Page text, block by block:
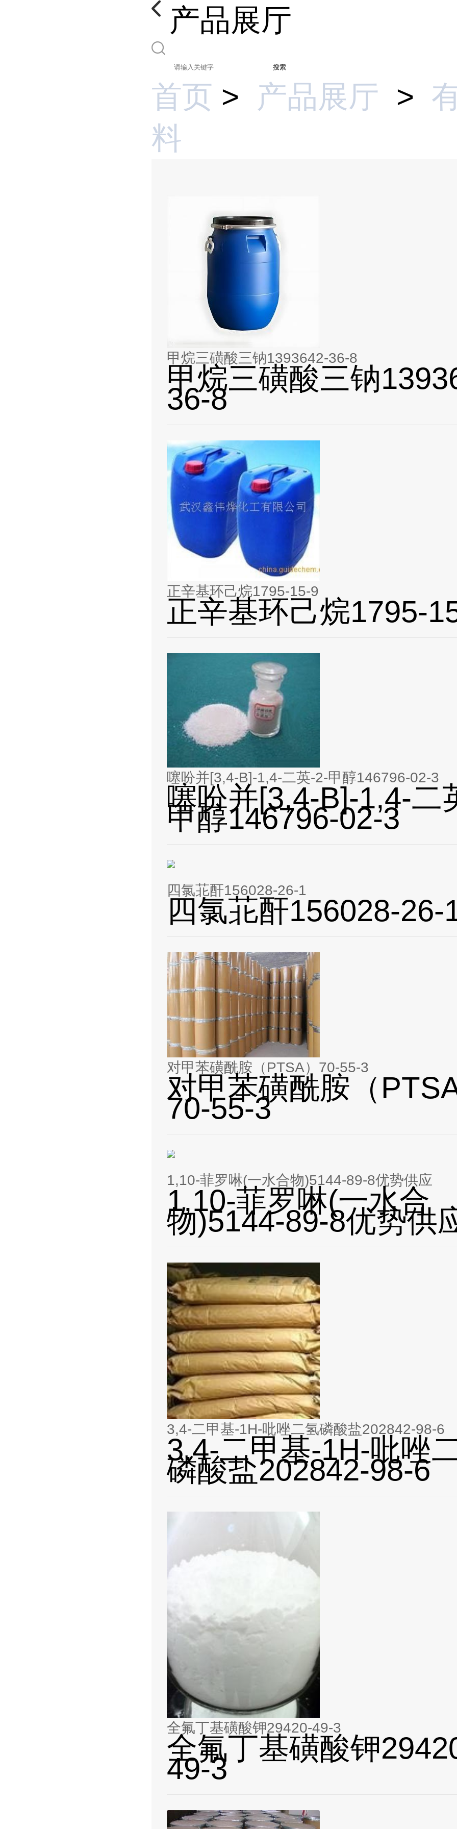
产品展厅
搜索
首页 > 产品展厅 >
料
甲烷三磺酸三钠1393642-36-8
甲烷三磺酸三钠
36-8
正辛基环己烷1795-15-9
正辛基环己烷1795-
噻吩并[3,4-B]-1,4-二英-2-甲醇146796-02-3
噻吩并[3,4-B]-1,4-二
甲醇146796-02-3
四氯苝酐156028-26-1
四氯苝酐156028-26-
对甲苯磺酰胺（PTSA）70-55-3
对甲苯磺酰胺（
70-55-3
1,10-菲罗啉(一水合物)5144-89-8优势供应
1,10-菲罗啉(一水合
物)5144-89-8优势供
3,4-二甲基-1H-吡唑二氢磷酸盐202842-98-6
3,4-二甲基-1H-吡唑
磷酸盐202842-98-6
全氟丁基磺酸钾29420-49-3
全氟丁基磺酸钾
49-3